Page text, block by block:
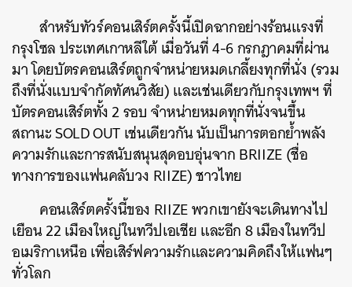
สำหรับทัวร์คอนเสิร์ตครั้งนี้เปิดฉากอย่างร้อนแรงที่
กรุงโซล ประเทศเกาหลีใต้ เมื่อวันที่ 4-6 กรกฎาคมที่ผ่าน
มา โดยบัตรคอนเสิร์ตถูกจำหน่ายหมดเกลี้ยงทุกที่นั่ง (รวม
ถึงที่นั่งแบบจำกัดทัศนวิสัย) และเช่นเดียวกับกรุงเทพฯ ที่
บัตรคอนเสิร์ตทั้ง 2 รอบ จำหน่ายหมดทุกที่นั่งจนขึ้น
สถานะ SOLD OUT เช่นเดียวกัน นับเป็นการตอกย้ำพลัง
ความรักและการสนับสนุนสุดอบอุ่นจาก BRIIZE (ชื่อ
ทางการของแฟนคลับวง RIIZE) ชาวไทย
คอนเสิร์ตครั้งนี้ของ RIIZE พวกเขายังจะเดินทางไป
เยือน 22 เมืองใหญ่ในทวีปเอเชีย และอีก 8 เมืองในทวีป
อเมริกาเหนือ เพื่อเสิร์ฟความรักและความคิดถึงให้แฟนๆ
ทั่วโลก